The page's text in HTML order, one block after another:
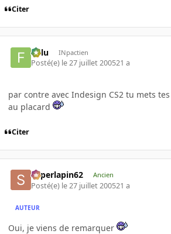
Citer
Fulu INpactien
Posté(e) le 27 juillet 200521 a
par contre avec Indesign CS2 tu mets
au placard
Citer
superlapin62 Ancien
Posté(e) le 27 juillet 200521 a
AUTEUR
Oui, je viens de remarquer